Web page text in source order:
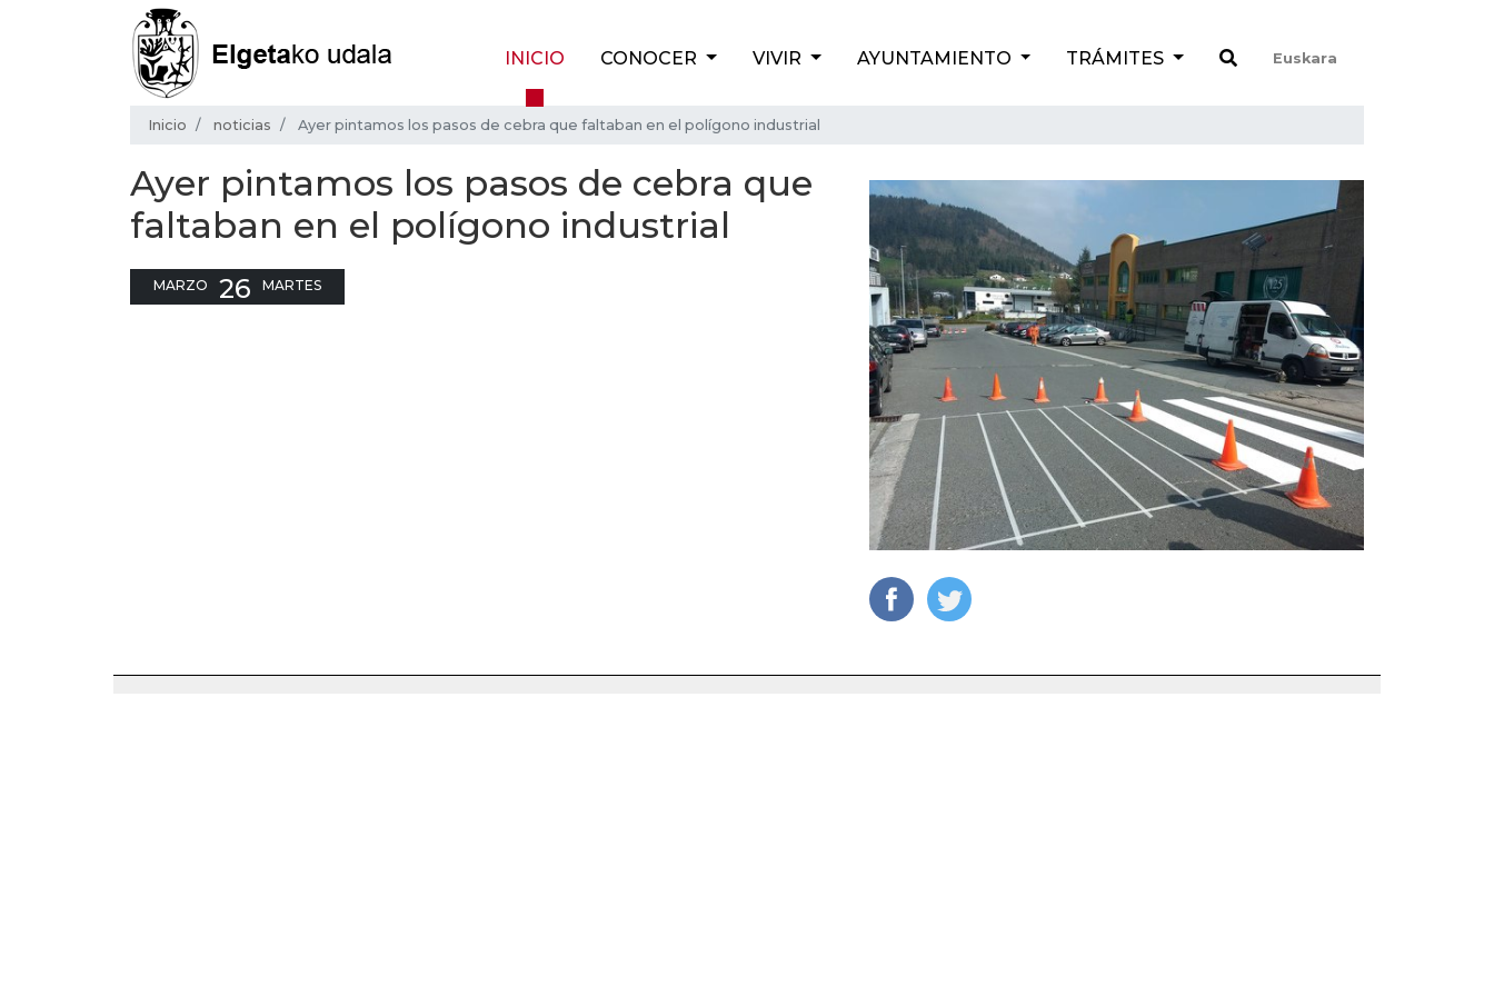
INICIO CONOCER VIVIR AYUNTAMIENTO TRÁMITES Euskara
Inicio noticias Ayer pintamos los pasos de cebra que faltaban en el polígono industrial
Ayer pintamos los pasos de cebra que
faltaban en el polígono industrial
MARZO 26 MARTES